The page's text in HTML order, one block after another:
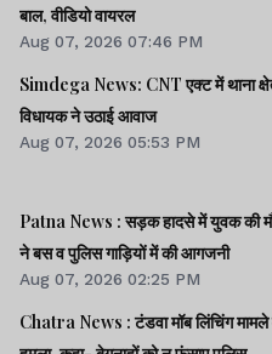
बाल, वीडियो वायरल
Aug 07, 2026 07:46 PM
Simdega News: CNT एक्ट में थाना
विधायक ने उठाई आवाज
Aug 07, 2026 05:53 PM
Patna News : सड़क हादसे में युवक की मौत के बाद बवाल, उग्र भीड़
ने बस व पुलिस गाड़ियों में की आगजनी
Aug 07, 2026 02:25 PM
Chatra News : टंडवा मॉब लिंचिंग मामले